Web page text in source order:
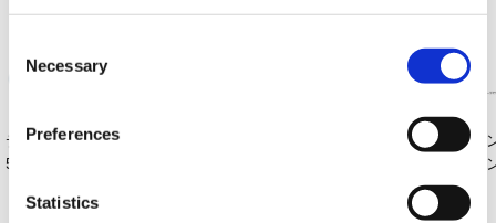
Selection
Necessary
Preferences
Statistics
デビル メイ クライ
5 SE ポロシャツ ...
6,490円
カプコンフィギュア
16,500円(税込)